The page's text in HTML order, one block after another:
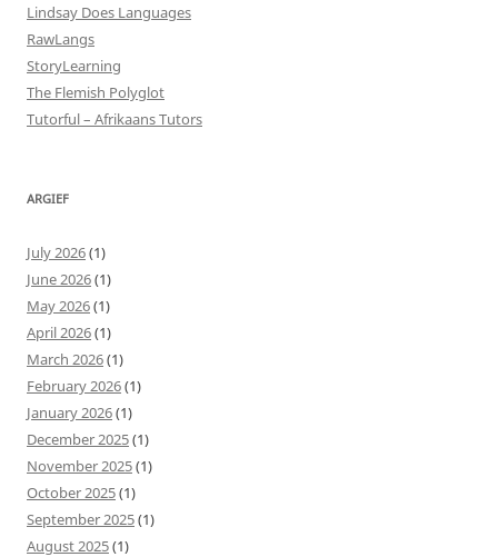
Lindsay Does Languages
RawLangs
StoryLearning
The Flemish Polyglot
Tutorful – Afrikaans Tutors
ARGIEF
July 2026(1)
June 2026(1)
May 2026(1)
April 2026(1)
March 2026(1)
February 2026(1)
January 2026(1)
December 2025(1)
November 2025(1)
October 2025(1)
September 2025(1)
August 2025(1)